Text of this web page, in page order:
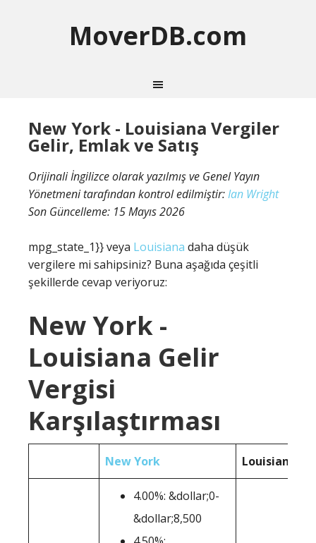
MoverDB.com
New York - Louisiana Vergiler
Gelir, Emlak ve Satış
Orijinali İngilizce olarak yazılmış ve Genel Yayın
Yönetmeni tarafından kontrol edilmiştir:Ian Wright
Son Güncelleme: 15 Mayıs 2026
mpg_state_1}} veya Louisiana daha düşük
vergilere mi sahipsiniz? Buna aşağıda çeşitli
şekillerde cevap veriyoruz:
New York -
Louisiana Gelir
Vergisi
Karşılaştırması
New York Louisiana
4.00%: &dollar;0-
&dollar;8,500